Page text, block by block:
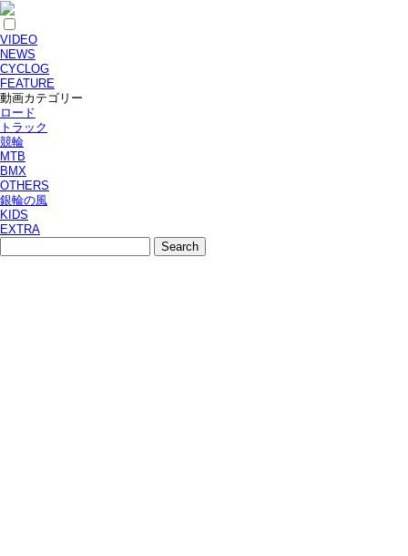
VIDEO
NEWS
CYCLOG
FEATURE
動画カテゴリー
ロード
トラック
競輪
MTB
BMX
OTHERS
銀輪の風
KIDS
EXTRA